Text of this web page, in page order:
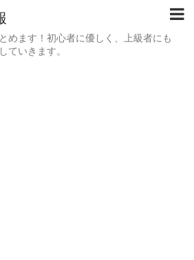
めます！初心者に優しく、上級者にも
ていきます。